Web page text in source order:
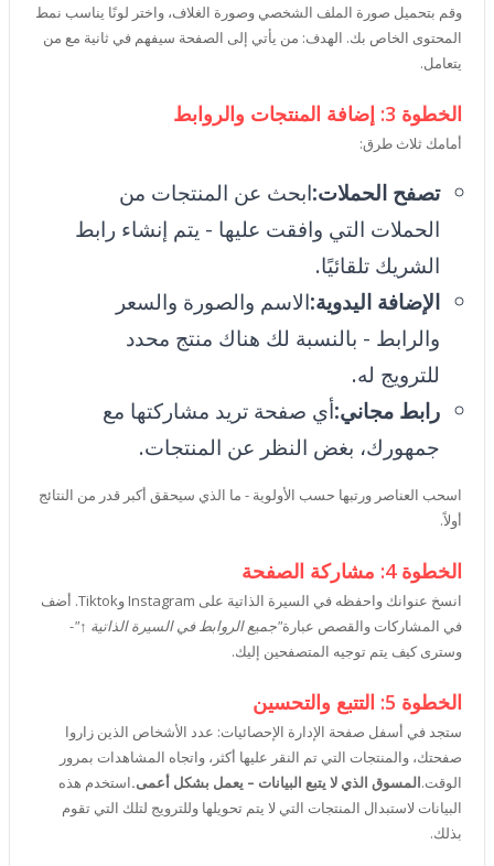
وقم بتحميل صورة الملف الشخصي وصورة الغلاف، واختر لونًا يناسب نمط
المحتوى الخاص بك. الهدف: من يأتي إلى الصفحة سيفهم في ثانية مع من
يتعامل.
الخطوة 3: إضافة المنتجات والروابط
أمامك ثلاث طرق:
تصفح الحملات:ابحث عن المنتجات من
الحملات التي وافقت عليها - يتم إنشاء رابط
الشريك تلقائيًا.
الإضافة اليدوية:الاسم والصورة والسعر
والرابط - بالنسبة لك هناك منتج محدد
للترويج له.
رابط مجاني:أي صفحة تريد مشاركتها مع
جمهورك، بغض النظر عن المنتجات.
اسحب العناصر ورتبها حسب الأولوية - ما الذي سيحقق أكبر قدر من النتائج
أولاً.
الخطوة 4: مشاركة الصفحة
انسخ عنوانك واحفظه في السيرة الذاتية على Instagram وTiktok. أضف
في المشاركات والقصص عبارة"جميع الروابط في السيرة الذاتية ↑"-
وسترى كيف يتم توجيه المتصفحين إليك.
الخطوة 5: التتبع والتحسين
ستجد في أسفل صفحة الإدارة الإحصائيات: عدد الأشخاص الذين زاروا
صفحتك، والمنتجات التي تم النقر عليها أكثر، واتجاه المشاهدات بمرور
الوقت.المسوق الذي لا يتبع البيانات – يعمل بشكل أعمى.استخدم هذه
البيانات لاستبدال المنتجات التي لا يتم تحويلها وللترويج لتلك التي تقوم
بذلك.